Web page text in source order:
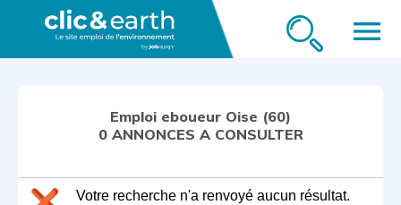
menu
Emploi eboueur Oise (60)
0 ANNONCES A CONSULTER
Votre recherche n'a renvoyé aucun résultat.